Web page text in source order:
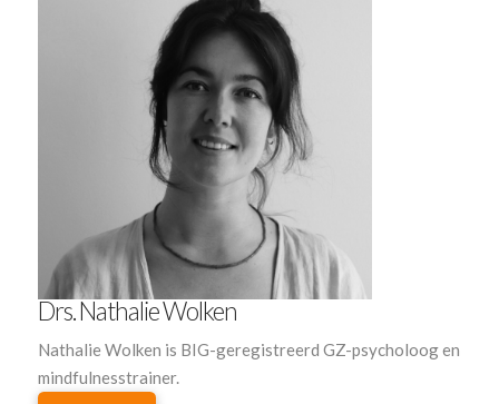
Drs. Nathalie Wolken
Nathalie Wolken is BIG-geregistreerd GZ-psycholoog en
mindfulnesstrainer.